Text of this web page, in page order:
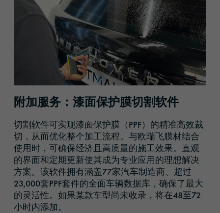
附加服务：漆面保护膜切割软件
切割软件可实现漆面保护膜（PPF）的精准高效裁
切，从而优化整个加工流程。与欧瑞飞膜材结合
使用时，可确保经济且高质量的施工效果。直观
的界面和定期更新使其成为专业应用的理想解决
方案。该软件拥有涵盖77家汽车制造商、超过
23,000套PPF套件的全面车辆数据库，确保了最大
的灵活性。如果某款车型尚未收录，将在48至72
小时内添加。